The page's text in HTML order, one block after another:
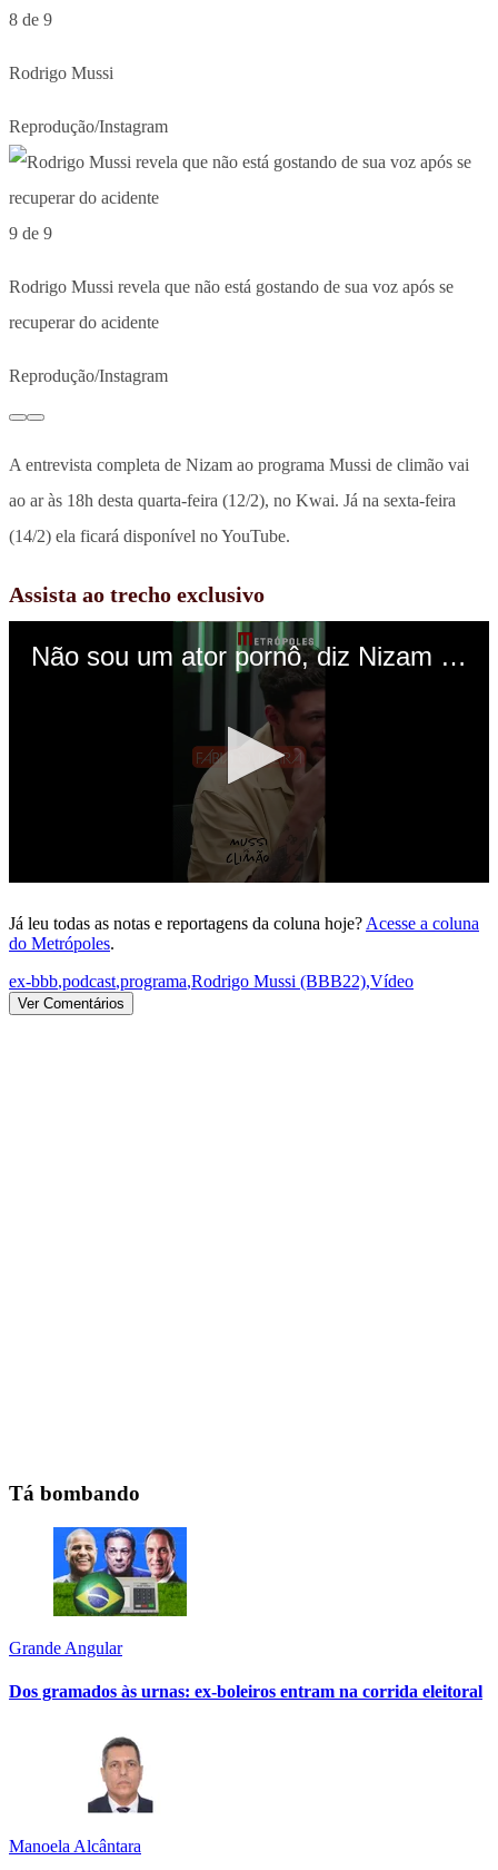
8 de 9
Rodrigo Mussi
Reprodução/Instagram
9 de 9
Rodrigo Mussi revela que não está gostando de sua voz após se
recuperar do acidente
Reprodução/Instagram
A entrevista completa de Nizam ao programa Mussi de climão vai
ao ar às 18h desta quarta-feira (12/2), no Kwai. Já na sexta-feira
(14/2) ela ficará disponível no YouTube.
Assista ao trecho exclusivo
Já leu todas as notas e reportagens da coluna hoje? Acesse a coluna
do Metrópoles.
ex-bbb,podcast,programa,Rodrigo Mussi (BBB22),Vídeo
Ver Comentários
Tá bombando
Grande Angular
Dos gramados às urnas: ex-boleiros entram na corrida eleitoral
Manoela Alcântara